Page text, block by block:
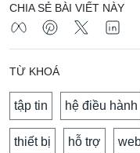
CHIA SẺ BÀI VIẾT NÀY
TỪ KHOÁ
tập tin hệ điều hành
thiết bị hỗ trợ